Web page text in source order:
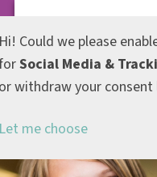
Could we please
Social Media &
withdraw your consent
me choose